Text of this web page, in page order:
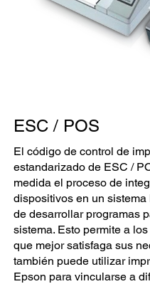
ESC / POS
El código de control de
estandarizado de ESC /
medida el proceso de
dispositivos en un
de desarrollar programas
sistema. Esto permite a
que mejor satisfaga sus
también puede utilizar
Epson para vincularse a